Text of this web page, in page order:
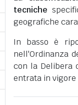
tecniche
geografiche
In basso è
nell'Ordinanza
con la Delibera
entrata in vigore